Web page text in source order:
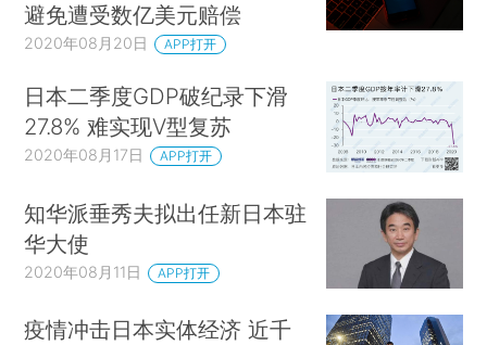
避免遭受数亿美元赔偿
2020年08月20日 APP打开
日本二季度GDP破纪录下滑
27.8% 难实现V型复苏
2020年08月17日 APP打开
知华派垂秀夫拟出任新日本驻
华大使
2020年08月11日 APP打开
疫情冲击日本实体经济 近千